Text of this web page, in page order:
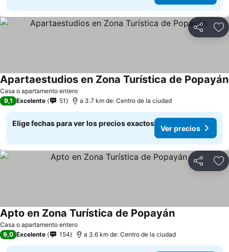
Compartir
Casa o apartamento entero
Apartaestudios en Zona Turística de Popayán
9,1 Excelente 51 a 3.7 km de: Centro de la ciudad
Elige fechas para ver los precios exactos
Ver precios
Compartir
Casa o apartamento entero
Apto en Zona Turística de PopayánVer precios
9,0 Excelente 154 a 3.6 km de: Centro de la ciudad